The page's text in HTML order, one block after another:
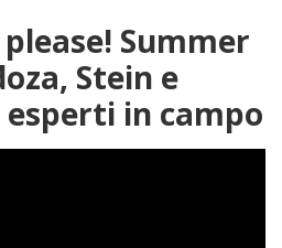
Summer
Stein e
in campo